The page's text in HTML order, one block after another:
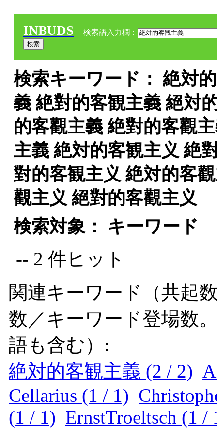
INBUDS 検索語入力欄：
検索キーワード： 絶対
義 絶對的客観主義 絕対
的客觀主義 絶對的客觀
主義 絶対的客観主义 絶
對的客観主义 絶対的客
觀主义 絕對的客觀主义
検索対象： キーワード
-- 2 件ヒット
関連キーワード（共起
数／キーワード登場数
語も含む）:
絶対的客観主義 (2 / 2)
Cellarius (1 / 1)
(1 / 1) ErnstTroeltsch (1 /